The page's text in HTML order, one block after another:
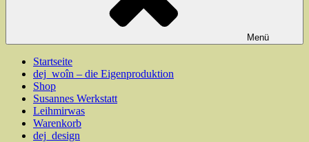
Menü
Startseite
dej_woîn – die Eigenproduktion
Shop
Susannes Werkstatt
Leihmirwas
Warenkorb
dej_design